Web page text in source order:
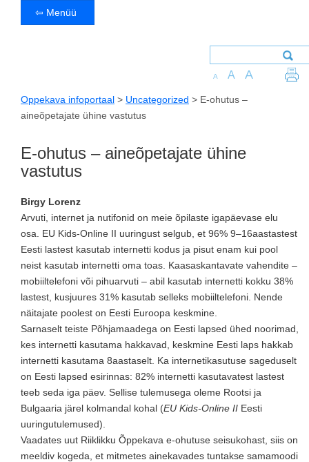
⇦ Menüü
A A A
Oppekava infoportaal > Uncategorized > E-ohutus –
aineõpetajate ühine vastutus
E-ohutus – aineõpetajate ühine
vastutus
Birgy Lorenz
Arvuti, internet ja nutifonid on meie õpilaste igapäevase elu
osa. EU Kids-Online II uuringust selgub, et 96% 9–16aastastest
Eesti lastest kasutab internetti kodus ja pisut enam kui pool
neist kasutab internetti oma toas. Kaasaskantavate vahendite –
mobiiltelefoni või pihuarvuti – abil kasutab internetti kokku 38%
lastest, kusjuures 31% kasutab selleks mobiiltelefoni. Nende
näitajate poolest on Eesti Euroopa keskmine.
Sarnaselt teiste Põhjamaadega on Eesti lapsed ühed noorimad,
kes internetti kasutama hakkavad, keskmine Eesti laps hakkab
internetti kasutama 8aastaselt. Ka internetikasutuse sageduselt
on Eesti lapsed esirinnas: 82% internetti kasutavatest lastest
teeb seda iga päev. Sellise tulemusega oleme Rootsi ja
Bulgaaria järel kolmandal kohal (EU Kids-Online II Eesti
uuringutulemused).
Vaadates uut Riiklikku Õppekava e-ohutuse seisukohast, siis on
meeldiv kogeda, et mitmetes ainekavades tuntakse samamoodi